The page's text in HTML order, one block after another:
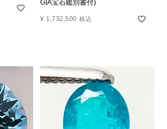
GIA宝石鑑別書付)
¥ 1,732,500 税込